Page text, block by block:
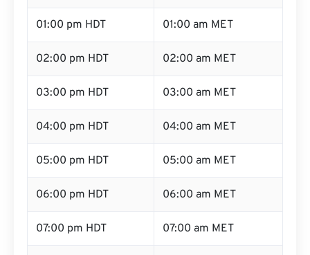
01:00 pm HDT 01:00 am MET
02:00 pm HDT 02:00 am MET
03:00 pm HDT 03:00 am MET
04:00 pm HDT 04:00 am MET
05:00 pm HDT 05:00 am MET
06:00 pm HDT 06:00 am MET
07:00 pm HDT 07:00 am MET